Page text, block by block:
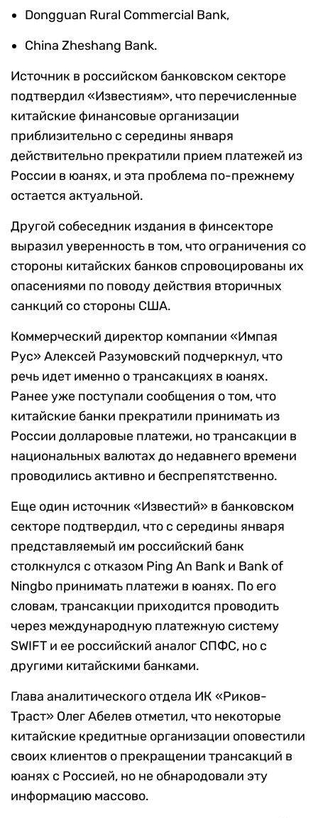
Dongguаn Rural Commerciаl Bank,
Chinа Zheshаng Bank.
Источник в российском банковском секторе
подтвердил «Известиям», что перечисленные
китайские финансовые организации
приблизительно с середины января
действительно прекратили прием платежей из
России в юанях, и эта проблема по-прежнему
остается актуальной.
Другой собеседник издания в финсекторе
выразил уверенность в том, что ограничения со
стороны китайских банков спровоцированы их
опасениями по поводу действия вторичных
санкций со стороны США.
Коммерческий директор компании «Импая
Рус» Алексей Разумовский подчеркнул, что
речь идет именно о трансакциях в юанях.
Ранее уже поступали сообщения о том, что
китайские банки прекратили принимать из
России долларовые платежи, но трансакции в
национальных валютах до недавнего времени
проводились активно и беспрепятственно.
Еще один источник «Известий» в банковском
секторе подтвердил, что с середины января
представляемый им российский банк
столкнулся с отказом Ping An Bаnk и Bаnk of
Ningbo принимать платежи в юанях. По его
словам, трансакции приходится проводить
через международную платежную систему
SWIFT и ее российский аналог СПФС, но с
другими китайскими банками.
Глава аналитического отдела ИК «Риков-
Траст» Олег Абелев отметил, что некоторые
китайские кредитные организации оповестили
своих клиентов о прекращении трансакций в
юанях с Россией, но не обнародовали эту
информацию массово.